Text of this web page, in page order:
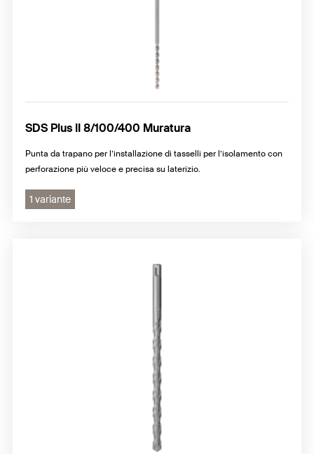
SDS Plus II 8/100/400 Muratura
Punta da trapano per l’installazione di tasselli per l’isolamento con
perforazione più veloce e precisa su laterizio.
1 variante